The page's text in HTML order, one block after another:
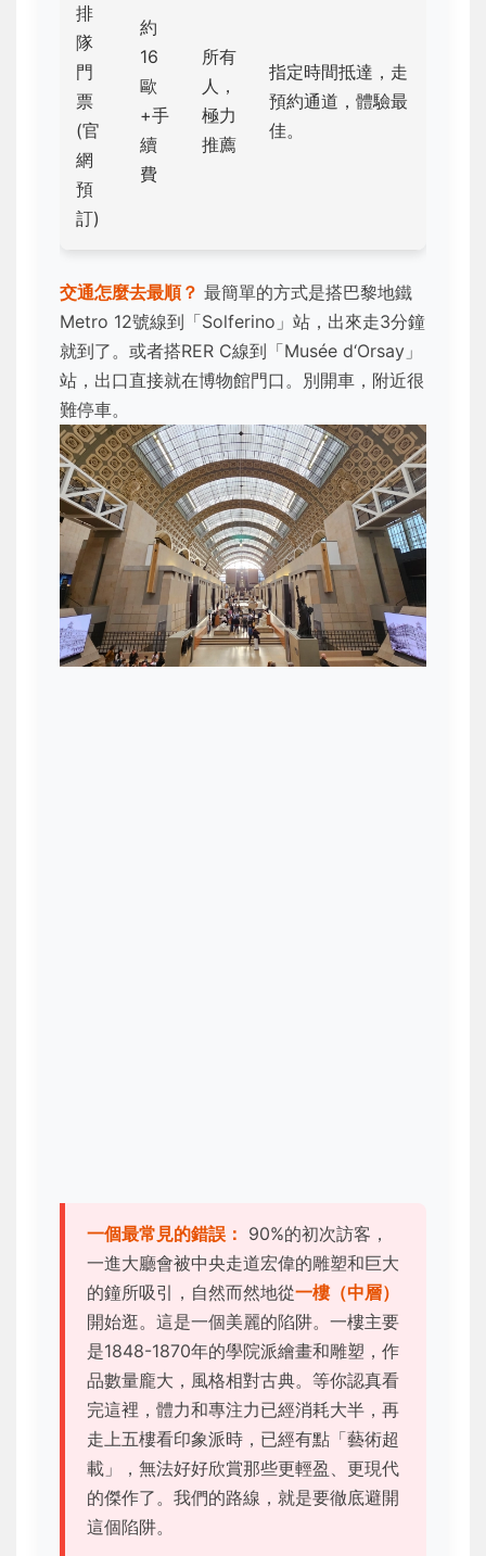
排
隊
門
票
(官
網
預
訂)
約
16
歐
+手
續
費
所有
人，
極力
推薦
指定時間抵達，走
預約通道，體驗最
佳。
交通怎麼去最順？ 最簡單的方式是搭巴黎地鐵
Metro 12號線到「Solferino」站，出來走3分鐘
就到了。或者搭RER C線到「Musée d‘Orsay」
站，出口直接就在博物館門口。別開車，附近很
難停車。
一個最常見的錯誤： 90%的初次訪客，
一進大廳會被中央走道宏偉的雕塑和巨大
的鐘所吸引，自然而然地從一樓（中層）
開始逛。這是一個美麗的陷阱。一樓主要
是1848-1870年的學院派繪畫和雕塑，作
品數量龐大，風格相對古典。等你認真看
完這裡，體力和專注力已經消耗大半，再
走上五樓看印象派時，已經有點「藝術超
載」，無法好好欣賞那些更輕盈、更現代
的傑作了。我們的路線，就是要徹底避開
這個陷阱。